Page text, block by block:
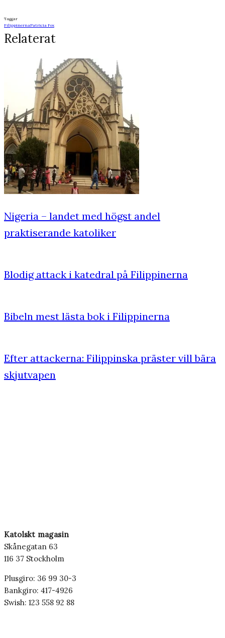
Taggar
FilippinernaPatricia Fox
Relaterat
Nigeria – landet med högst andel
praktiserande katoliker
Blodig attack i katedral på Filippinerna
Bibeln mest lästa bok i Filippinerna
Efter attackerna: Filippinska präster vill bära
skjutvapen
Katolskt magasin
Skånegatan 63
116 37 Stockholm
Plusgiro: 36 99 30-3
Bankgiro: 417-4926
Swish: 123 558 92 88